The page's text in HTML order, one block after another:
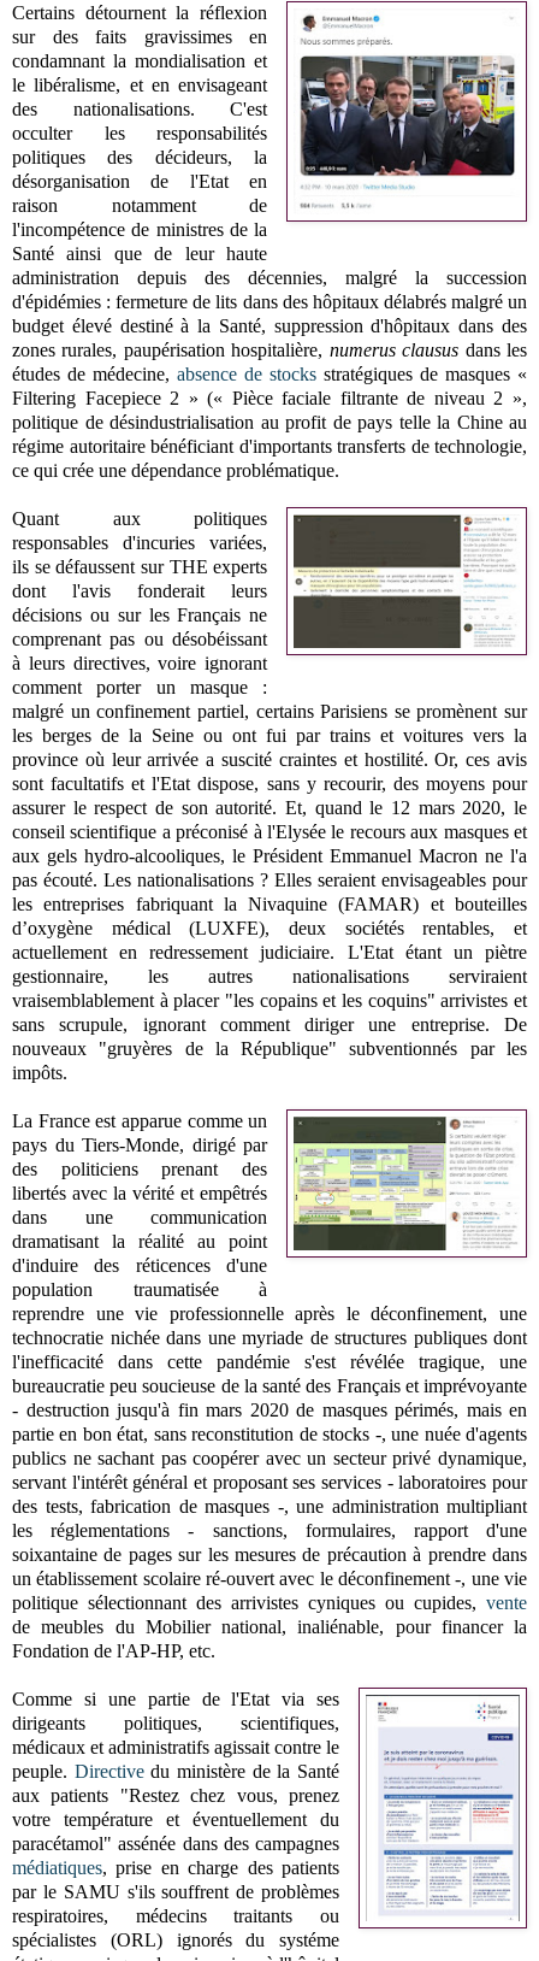
Certains détournent la réflexion
sur des faits gravissimes en
condamnant la mondialisation et
le libéralisme, et en envisageant
des nationalisations. C'est
occulter les responsabilités
politiques des décideurs, la
désorganisation de l'Etat en
raison notamment de
l'incompétence de ministres de la
Santé ainsi que de leur haute
administration depuis des décennies, malgré la succession
d'épidémies : fermeture de lits dans des hôpitaux délabrés malgré un
budget élevé destiné à la Santé, suppression d'hôpitaux dans des
zones rurales, paupérisation hospitalière, numerus clausus dans les
études de médecine, absence de stocks stratégiques de masques «
Filtering Facepiece 2 » (« Pièce faciale filtrante de niveau 2 »,
politique de désindustrialisation au profit de pays telle la Chine au
régime autoritaire bénéficiant d'importants transferts de technologie,
ce qui crée une dépendance problématique.
Quant aux politiques
responsables d'incuries variées,
ils se défaussent sur THE experts
dont l'avis fonderait leurs
décisions ou sur les Français ne
comprenant pas ou désobéissant
à leurs directives, voire ignorant
comment porter un masque :
malgré un confinement partiel, certains Parisiens se promènent sur
les berges de la Seine ou ont fui par trains et voitures vers la
province où leur arrivée a suscité craintes et hostilité. Or, ces avis
sont facultatifs et l'Etat dispose, sans y recourir, des moyens pour
assurer le respect de son autorité. Et, quand le 12 mars 2020, le
conseil scientifique a préconisé à l'Elysée le recours aux masques et
aux gels hydro-alcooliques, le Président Emmanuel Macron ne l'a
pas écouté. Les nationalisations ? Elles seraient envisageables pour
les entreprises fabriquant la Nivaquine(FAMAR) et bouteilles
d’oxygène médical (LUXFE), deux sociétés rentables, et
actuellement en redressement judiciaire. L'Etat étant un piètre
gestionnaire, les autres nationalisations serviraient
vraisemblablement à placer "les copains et les coquins" arrivistes et
sans scrupule, ignorant comment diriger une entreprise. De
nouveaux "gruyères de la République" subventionnés par les
impôts.
La France est apparue comme un
pays du Tiers-Monde, dirigé par
des politiciens prenant des
libertés avec la vérité et empêtrés
dans une communication
dramatisant la réalité au point
d'induire des réticences d'une
population traumatisée à
reprendre une vie professionnelle après le déconfinement, une
technocratie nichée dans une myriade de structures publiques dont
l'inefficacité dans cette pandémie s'est révélée tragique, une
bureaucratie peu soucieuse de la santé des Français et imprévoyante
- destruction jusqu'à fin mars 2020 de masques périmés, mais en
partie en bon état, sans reconstitution de stocks -, une nuée d'agents
publics ne sachant pas coopérer avec un secteur privé dynamique,
servant l'intérêt général et proposant ses services - laboratoires pour
des tests, fabrication de masques -, une administration multipliant
les réglementations - sanctions, formulaires, rapport d'une
soixantaine de pages sur les mesures de précaution à prendre dans
un établissement scolaire ré-ouvert avec le déconfinement -, une vie
politique sélectionnant des arrivistes cyniques ou cupides, vente
de meubles du Mobilier national, inaliénable, pour financer la
Fondation de l'AP-HP, etc.
Comme si une partie de l'Etat via ses
dirigeants politiques, scientifiques,
médicaux et administratifs agissait contre le
peuple. Directivedu ministère de la Santé
aux patients "Restez chez vous, prenez
votre température et éventuellement du
paracétamol" assénée dans des campagnes
médiatiques, prise en charge des patients
par le SAMU s'ils souffrent de problèmes
respiratoires, médecins traitants ou
spécialistes (ORL) ignorés du systéme